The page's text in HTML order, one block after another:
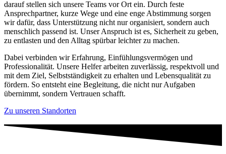
darauf stellen sich unsere Teams vor Ort ein. Durch feste
Ansprechpartner, kurze Wege und eine enge Abstimmung sorgen
wir dafür, dass Unterstützung nicht nur organisiert, sondern auch
menschlich passend ist. Unser Anspruch ist es, Sicherheit zu geben,
zu entlasten und den Alltag spürbar leichter zu machen.
Dabei verbinden wir Erfahrung, Einfühlungsvermögen und
Professionalität. Unsere Helfer arbeiten zuverlässig, respektvoll und
mit dem Ziel, Selbstständigkeit zu erhalten und Lebensqualität zu
fördern. So entsteht eine Begleitung, die nicht nur Aufgaben
übernimmt, sondern Vertrauen schafft.
Zu unseren Standorten